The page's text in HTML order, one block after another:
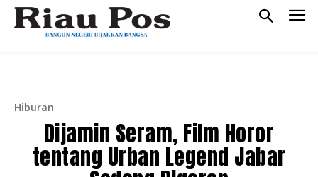
Hiburan
Dijamin Seram, Film Horor
tentang Urban Legend Jabar